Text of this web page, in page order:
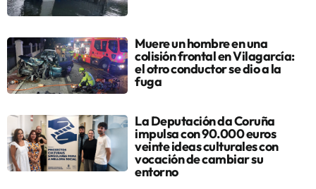
Muere un hombre en una
colisión frontal en Vilagarcía:
el otro conductor se dio a la
fuga
La Deputación da Coruña
impulsa con 90.000 euros
veinte ideas culturales con
vocación de cambiar su
entorno